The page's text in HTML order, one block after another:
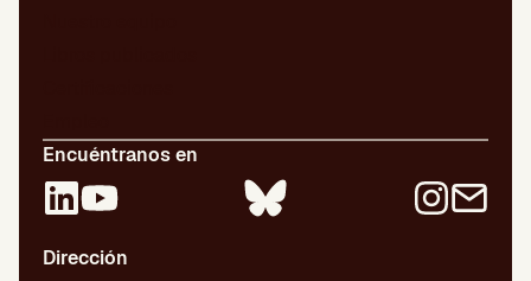
Encuéntranos en
Dirección